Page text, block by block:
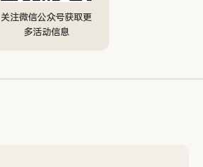
关注微信公众号获取更
多活动信息